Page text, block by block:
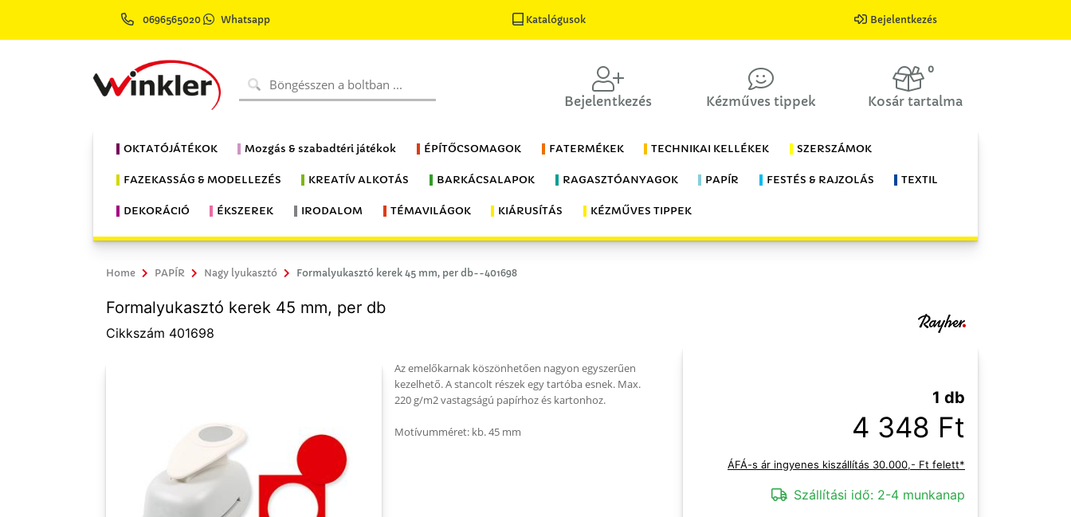
0696565020 Whatsapp Katalógusok Bejelentkezés
Bejelentkezés Kézműves tippek
0
Kosár tartalma
OKTATÓJÁTÉKOK Mozgás & szabadtéri játékok ÉPÍTŐCSOMAGOK FATERMÉKEK TECHNIKAI KELLÉKEK SZERSZÁMOK
FAZEKASSÁG & MODELLEZÉS KREATÍV ALKOTÁS BARKÁCSALAPOK RAGASZTÓANYAGOK PAPÍR FESTÉS & RAJZOLÁS TEXTIL
DEKORÁCIÓ ÉKSZEREK IRODALOM TÉMAVILÁGOK KIÁRUSÍTÁS KÉZMŰVES TIPPEK
Home PAPÍR Nagy lyukasztó Formalyukasztó kerek 45 mm, per db--401698
Formalyukasztó kerek 45 mm, per db
Cikkszám 401698
Az emelőkarnak köszönhetően nagyon egyszerűen
kezelhető. A stancolt részek egy tartóba esnek. Max.
220 g/m2 vastagságú papírhoz és kartonhoz.
Motívumméret: kb. 45 mm
1 db
4 348 Ft
ÁFÁ-s ár ingyenes kiszállítás 30.000,- Ft felett*
Szállítási idő: 2-4 munkanap